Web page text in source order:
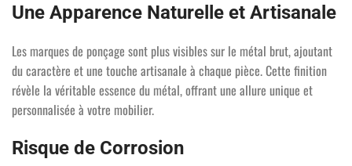
Une Apparence Naturelle et Artisanale
Les marques de ponçage sont plus visibles sur le métal brut, ajoutant
du caractère et une touche artisanale à chaque pièce. Cette finition
révèle la véritable essence du métal, offrant une allure unique et
personnalisée à votre mobilier.
Risque de Corrosion